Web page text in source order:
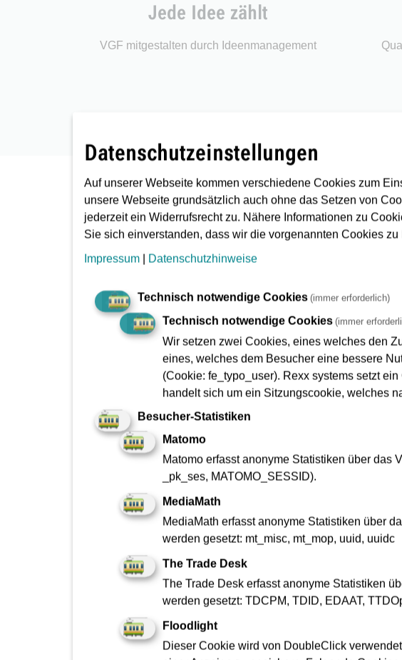
Jede Idee zählt
VGF mitgestalten durch Ideenmanagement
Ingenieurwesen
merken
Fachbereichsleitung
Gebäudemanagement
(d/m/w)
Berufserfahren, Führungserfahren
Jetzt bewerben
ÖPNV (d/m/w)
Jetzt
Initiativbewerbung
Datenschutzeinstellungen
Auf unserer Webseite kommen verschiedene Cookies zum
unsere Webseite grundsätzlich auch ohne das Setzen von
jederzeit ein Widerrufsrecht zu. Nähere Informationen zu
Sie sich einverstanden, dass wir die vorgenannten Cookies
Impressum | Datenschutzhinweise
Technisch notwendige Cookies (immer erforderlich)
Technisch notwendige Cookies (immer
Wir setzen zwei Cookies, eines welches den
eines, welches dem Besucher eine bessere
(Cookie: fe_typo_user). Rexx systems setzt
handelt sich um ein Sitzungscookie, welches
Besucher-Statistiken
Matomo
Matomo erfasst anonyme Statistiken über das
_pk_ses, MATOMO_SESSID).
MediaMath
MediaMath erfasst anonyme Statistiken über
werden gesetzt: mt_misc, mt_mop, uuid, uuidc
The Trade Desk
The Trade Desk erfasst anonyme Statistiken
werden gesetzt: TDCPM, TDID, EDAAT,
Floodlight
Dieser Cookie wird von DoubleClick